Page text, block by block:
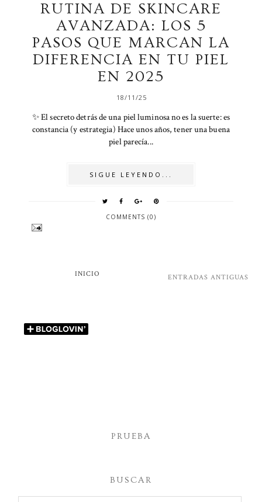
RUTINA DE SKINCARE
AVANZADA: LOS 5
PASOS QUE MARCAN LA
DIFERENCIA EN TU PIEL
EN 2025
18/11/25
✨ El secreto detrás de una piel luminosa no es la suerte: es
constancia (y estrategia) Hace unos años, tener una buena
piel parecía...
SIGUE LEYENDO...
COMMENTS (0)
ENTRADAS ANTIGUAS
INICIO
PRUEBA
BUSCAR